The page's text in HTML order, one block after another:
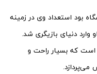
بود استعداد وی در زمینه
وارد دنیای بازیگری شد.
است که بسیار راحت و
می‌‌پردازد.